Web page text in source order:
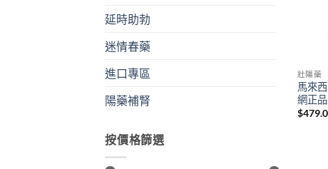
延時助勃
迷情春藥
進口專區
陽藥補腎
按價格篩選
壯陽藥
馬來
網正
$